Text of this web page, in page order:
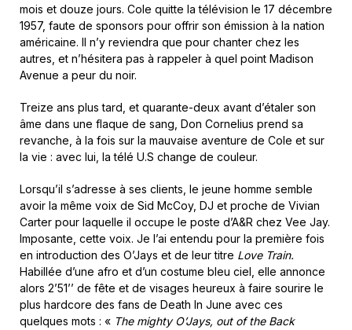
mois et douze jours. Cole quitte la télévision le 17 décembre
1957, faute de sponsors pour offrir son émission à la nation
américaine. Il n’y reviendra que pour chanter chez les
autres, et n’hésitera pas à rappeler à quel point Madison
Avenue a peur du noir.
Treize ans plus tard, et quarante-deux avant d’étaler son
âme dans une flaque de sang, Don Cornelius prend sa
revanche, à la fois sur la mauvaise aventure de Cole et sur
la vie : avec lui, la télé U.S change de couleur.
Lorsqu’il s’adresse à ses clients, le jeune homme semble
avoir la même voix de Sid McCoy, DJ et proche de Vivian
Carter pour laquelle il occupe le poste d’A&R chez Vee Jay.
Imposante, cette voix. Je l’ai entendu pour la première fois
en introduction des O’Jays et de leur titre Love Train.
Habillée d’une afro et d’un costume bleu ciel, elle annonce
alors 2’51’’ de fête et de visages heureux à faire sourire le
plus hardcore des fans de Death In June avec ces
quelques mots : « The mighty O’Jays, out of the Back